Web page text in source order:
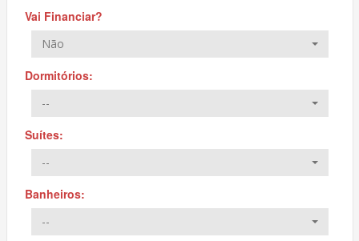
Vai Financiar?
Não
Dormitórios:
--
Suítes:
--
Banheiros:
--